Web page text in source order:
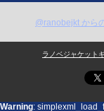
@ranobejkt から
ラノベジャケット
Warning: